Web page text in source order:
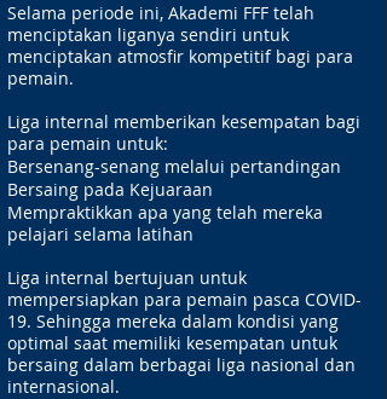
Selama periode ini, Akademi FFF telah
menciptakan liganya sendiri untuk
menciptakan atmosfir kompetitif bagi para
pemain.
Liga internal memberikan kesempatan bagi
para pemain untuk:
Bersenang-senang melalui pertandingan
Bersaing pada Kejuaraan
Mempraktikkan apa yang telah mereka
pelajari selama latihan
Liga internal bertujuan untuk
mempersiapkan para pemain pasca COVID-
19. Sehingga mereka dalam kondisi yang
optimal saat memiliki kesempatan untuk
bersaing dalam berbagai liga nasional dan
internasional.